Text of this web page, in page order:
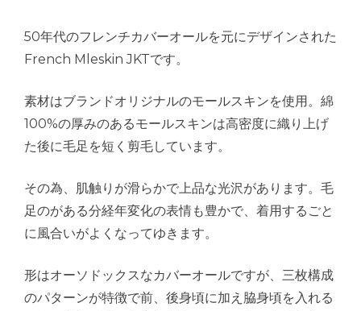
50年代のフレンチカバーオールを元にデザインされた
French Mleskin JKTです。
素材はブランドオリジナルのモールスキンを使用。綿
100%の厚みのあるモールスキンは高密度に織り上げ
た後に毛足を短く剪毛しています。
その為、肌触りが滑らかで上品な光沢があります。毛
足のがある分経年変化の表情も豊かで、着用するごと
に風合いがよくなってゆきます。
形はオーソドックスなカバーオールですが、三枚構成
のパターンが特徴で前、後身頃に加え脇身頃を入れる